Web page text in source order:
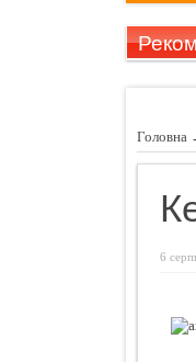
Головна
6